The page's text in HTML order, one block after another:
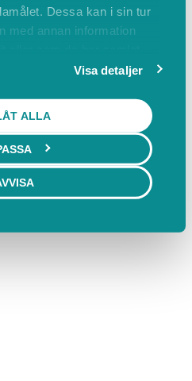
Dessa kan i sin tur
med annan information
Visa detaljer
ALLA